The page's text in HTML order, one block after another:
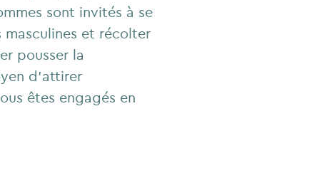
sont invités à se
et récolter
pousser la
d’attirer
êtes engagés en